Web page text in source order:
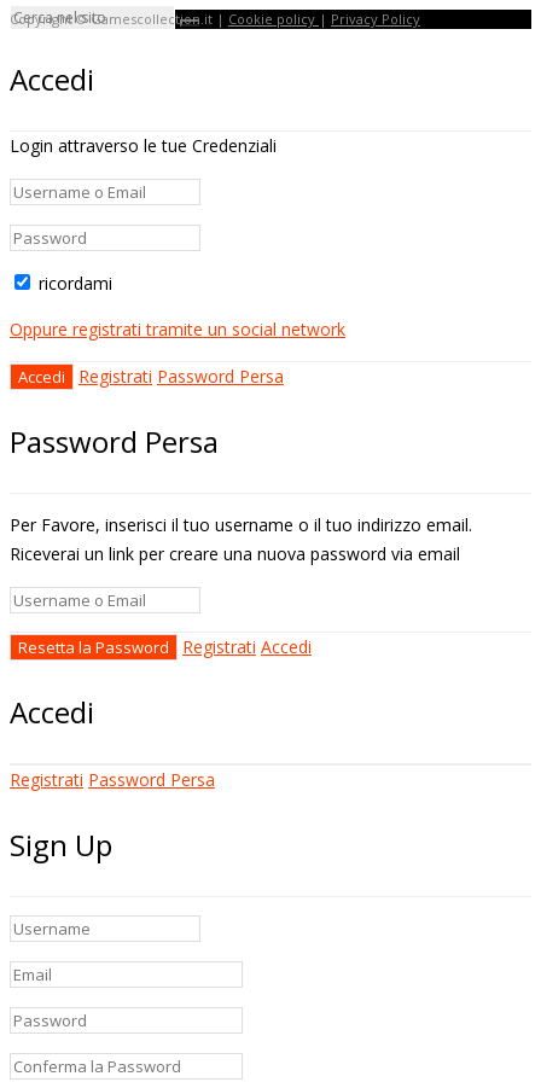
Copyright © Gamescollection.it | Cookie policy | Privacy Policy
Accedi
Login attraverso le tue Credenziali
ricordami
Oppure registrati tramite un social network
Registrati Password Persa
Password Persa
Per Favore, inserisci il tuo username o il tuo indirizzo email.
Riceverai un link per creare una nuova password via email
Registrati Accedi
Accedi
Registrati Password Persa
Sign Up